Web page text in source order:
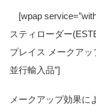
[wpap
スティローダー
プレイス メークアッ
並行輸入品”]
メークアップ効果に